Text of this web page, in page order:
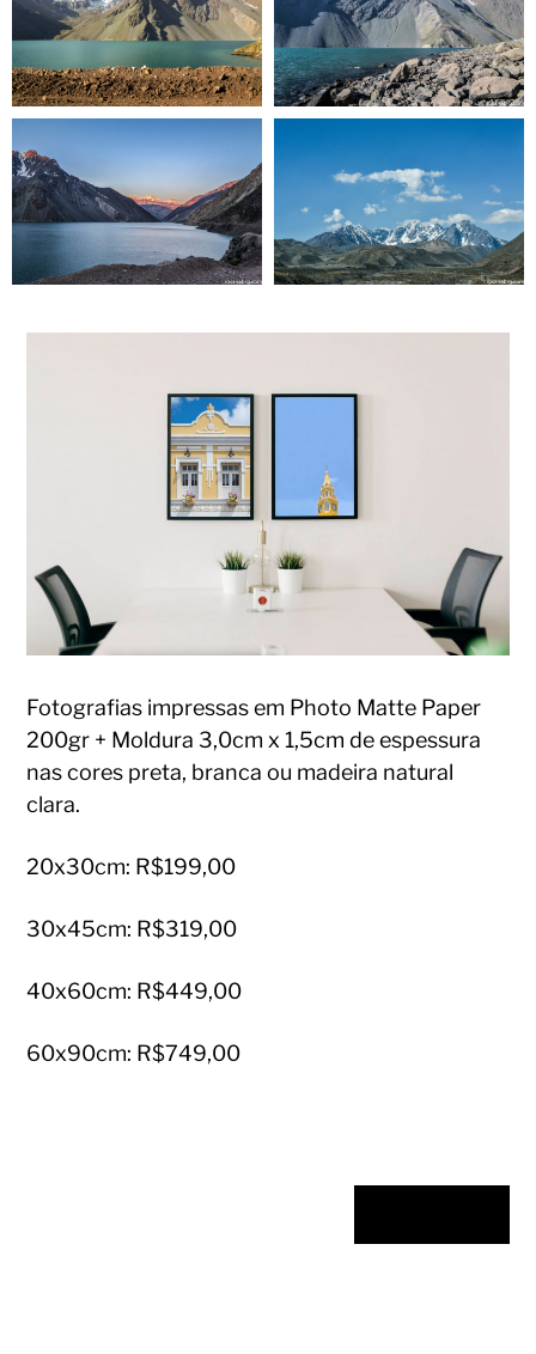
Fotografias impressas em Photo Matte Paper
200gr + Moldura 3,0cm x 1,5cm de espessura
nas cores preta, branca ou madeira natural
clara.
20x30cm: R$199,00
30x45cm: R$319,00
40x60cm: R$449,00
60x90cm: R$749,00